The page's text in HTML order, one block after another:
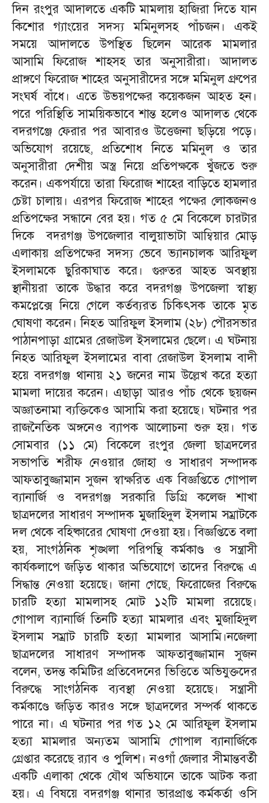
দিন রংপুর আদালতে একটি মামলায় হাজিরা দিতে যান
কিশোর গ্যাংয়ের সদস্য মমিনুলসহ পাঁচজন। একই
সময়ে আদালতে উপস্থিত ছিলেন আরেক মামলার
আসামি ফিরোজ শাহসহ তার অনুসারীরা। আদালত
প্রাঙ্গণে ফিরোজ শাহের অনুসারীদের সঙ্গে মমিনুল গ্রুপের
সংঘর্ষ বাঁধে। এতে উভয়পক্ষের কয়েকজন আহত হন।
পরে পরিস্থিতি সাময়িকভাবে শান্ত হলেও আদালত থেকে
বদরগঞ্জে ফেরার পর আবারও উত্তেজনা ছড়িয়ে পড়ে।
অভিযোগ রয়েছে, প্রতিশোধ নিতে মমিনুল ও তার
অনুসারীরা দেশীয় অস্ত্র নিয়ে প্রতিপক্ষকে খুঁজতে শুরু
করেন। একপর্যায়ে তারা ফিরোজ শাহের বাড়িতে হামলার
চেষ্টা চালায়। এরপর ফিরোজ শাহের পক্ষের লোকজনও
প্রতিপক্ষের সন্ধানে বের হয়। গত ৫ মে বিকেলে চারটার
দিকে বদরগঞ্জ উপজেলার বালুয়াভাটা আম্বিয়ার মোড়
এলাকায় প্রতিপক্ষের সদস্য ভেবে ভ্যানচালক আরিফুল
ইসলামকে ছুরিকাঘাত করে। গুরুতর আহত অবস্থায়
স্থানীয়রা তাকে উদ্ধার করে বদরগঞ্জ উপজেলা স্বাস্থ্য
কমপ্লেক্সে নিয়ে গেলে কর্তব্যরত চিকিৎসক তাকে মৃত
ঘোষণা করেন। নিহত আরিফুল ইসলাম (২৮) পৌরসভার
পাঠানপাড়া গ্রামের রেজাউল ইসলামের ছেলে। এ ঘটনায়
নিহত আরিফুল ইসলামের বাবা রেজাউল ইসলাম বাদী
হয়ে বদরগঞ্জ থানায় ২১ জনের নাম উল্লেখ করে হত্যা
মামলা দায়ের করেন। এছাড়া আরও পাঁচ থেকে ছয়জন
অজ্ঞাতনামা ব্যক্তিকেও আসামি করা হয়েছে। ঘটনার পর
রাজনৈতিক অঙ্গনেও ব্যাপক আলোচনা শুরু হয়। গত
সোমবার (১১ মে) বিকেলে রংপুর জেলা ছাত্রদলের
সভাপতি শরীফ নেওয়ার জোহা ও সাধারণ সম্পাদক
আফতাবুজ্জামান সুজন স্বাক্ষরিত এক বিজ্ঞপ্তিতে গোপাল
ব্যানার্জি ও বদরগঞ্জ সরকারি ডিগ্রি কলেজ শাখা
ছাত্রদলের সাধারণ সম্পাদক মুজাহিদুল ইসলাম সম্রাটকে
দল থেকে বহিষ্কারের ঘোষণা দেওয়া হয়। বিজ্ঞপ্তিতে বলা
হয়, সাংগঠনিক শৃঙ্খলা পরিপন্থি কর্মকাণ্ড ও সন্ত্রাসী
কার্যকলাপে জড়িত থাকার অভিযোগে তাদের বিরুদ্ধে এ
সিদ্ধান্ত নেওয়া হয়েছে। জানা গেছে, ফিরোজের বিরুদ্ধে
চারটি হত্যা মামলাসহ মোট ১২টি মামলা রয়েছে।
গোপাল ব্যানার্জি তিনটি হত্যা মামলার এবং মুজাহিদুল
ইসলাম সম্রাট চারটি হত্যা মামলার আসামি।নজেলা
ছাত্রদলের সাধারণ সম্পাদক আফতাবুজ্জামান সুজন
বলেন, তদন্ত কমিটির প্রতিবেদনের ভিত্তিতে অভিযুক্তদের
বিরুদ্ধে সাংগঠনিক ব্যবস্থা নেওয়া হয়েছে। সন্ত্রাসী
কর্মকাণ্ডে জড়িত কারও সঙ্গে ছাত্রদলের সম্পর্ক থাকতে
পারে না। এ ঘটনার পর গত ১২ মে আরিফুল ইসলাম
হত্যা মামলার অন্যতম আসামি গোপাল ব্যানার্জিকে
গ্রেপ্তার করেছে র‌্যাব ও পুলিশ। নওগাঁ জেলার সীমান্তবর্তী
একটি এলাকা থেকে যৌথ অভিযানে তাকে আটক করা
হয়। এ বিষয়ে বদরগঞ্জ থানার ভারপ্রাপ্ত কর্মকর্তা ওসি